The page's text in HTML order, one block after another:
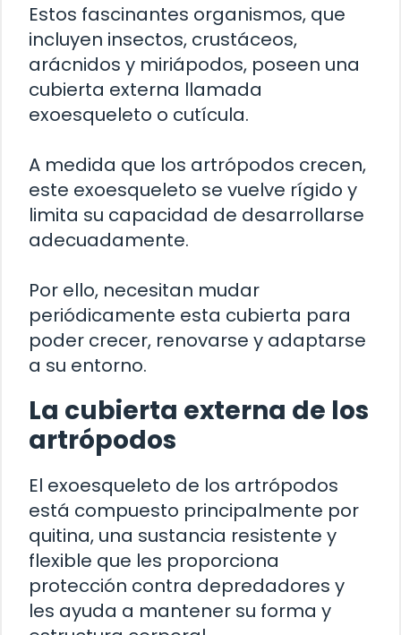
Estos fascinantes organismos, que
incluyen insectos, crustáceos,
arácnidos y miriápodos, poseen una
cubierta externa llamada
exoesqueleto o cutícula.
A medida que los artrópodos crecen,
este exoesqueleto se vuelve rígido y
limita su capacidad de desarrollarse
adecuadamente.
Por ello, necesitan mudar
periódicamente esta cubierta para
poder crecer, renovarse y adaptarse
a su entorno.
La cubierta externa de los
artrópodos
El exoesqueleto de los artrópodos
está compuesto principalmente por
quitina, una sustancia resistente y
flexible que les proporciona
protección contra depredadores y
les ayuda a mantener su forma y